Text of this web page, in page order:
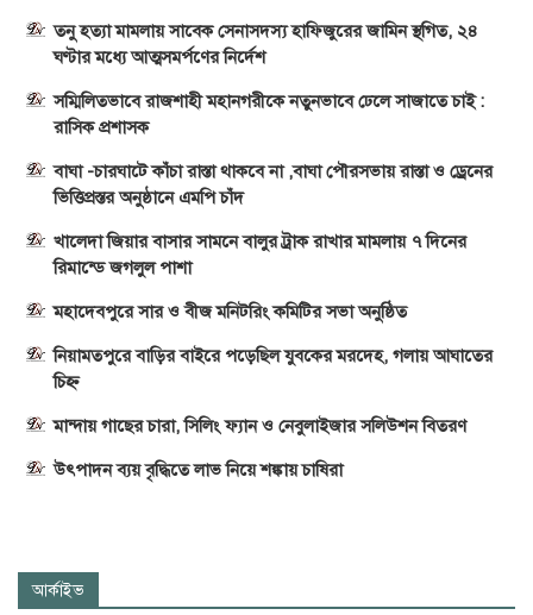
তনু হত্যা মামলায় সাবেক সেনাসদস্য হাফিজুরের জামিন স্থগিত, ২৪
ঘণ্টার মধ্যে আত্মসমর্পণের নির্দেশ
সম্মিলিতভাবে রাজশাহী মহানগরীকে নতুনভাবে ঢেলে সাজাতে চাই :
রাসিক প্রশাসক
বাঘা -চারঘাটে কাঁচা রাস্তা থাকবে না ,বাঘা পৌরসভায় রাস্তা ও ড্রেনের
ভিত্তিপ্রস্তর অনুষ্ঠানে এমপি চাঁদ
খালেদা জিয়ার বাসার সামনে বালুর ট্রাক রাখার মামলায় ৭ দিনের
রিমান্ডে জগলুল পাশা
মহাদেবপুরে সার ও বীজ মনিটরিং কমিটির সভা অনুষ্ঠিত
নিয়ামতপুরে বাড়ির বাইরে পড়েছিল যুবকের মরদেহ, গলায় আঘাতের
চিহ্ন
মান্দায় গাছের চারা, সিলিং ফ্যান ও নেবুলাইজার সলিউশন বিতরণ
উৎপাদন ব্যয় বৃদ্ধিতে লাভ নিয়ে শঙ্কায় চাষিরা
আর্কাইভ